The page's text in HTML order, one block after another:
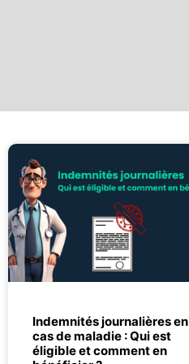
Indemnités journalières en
cas de maladie : Qui est
éligible et comment en